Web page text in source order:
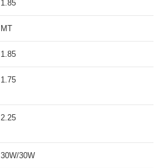
1.85
MT
1.85
1.75
2.25
30W/30W